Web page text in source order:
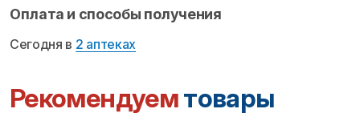
Оплата и способы получения
Сегодня в 2 аптеках
Рекомендуемтовары